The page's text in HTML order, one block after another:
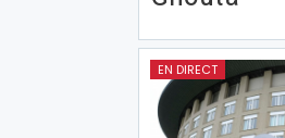
EN DIRECT